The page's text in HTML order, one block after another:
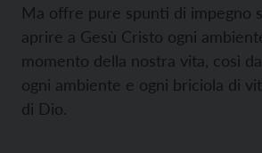
Ma offre pure spunti di impegno
aprire a Gesù Cristo ogni
momento della nostra vita, così
ogni ambiente e ogni briciola di
di Dio.